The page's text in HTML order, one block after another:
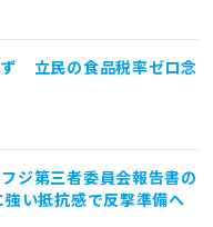
立民の食品税率ゼロ念
ジ第三者委員会報告書の
い抵抗感で反撃準備へ